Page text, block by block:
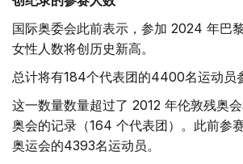
国际奥委会此前表示，参加 2024 年巴
女性人数将创历史新高。
总计将有184个代表团的4400名运动员
这一数量数量超过了 2012 年伦敦残奥
奥会的记录（164 个代表团）。此前参
奥运会的4393名运动员。